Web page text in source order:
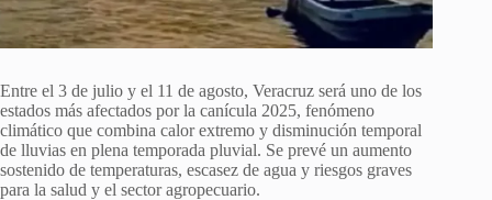
Entre el 3 de julio y el 11 de agosto, Veracruz será uno de los
estados más afectados por la canícula 2025, fenómeno
climático que combina calor extremo y disminución temporal
de lluvias en plena temporada pluvial. Se prevé un aumento
sostenido de temperaturas, escasez de agua y riesgos graves
para la salud y el sector agropecuario.